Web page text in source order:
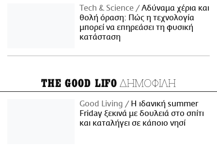
Τech & Science
Αδύναμα χέρια και
θολή όραση: Πώς η τεχνολογία
μπορεί να επηρεάσει τη φυσική
κατάσταση
THE GOOD LIFO ΔΗΜΟΦΙΛΗ
Good Living
Η ιδανική summer
Friday ξεκινά με δουλειά στο σπίτι
και καταλήγει σε κάποιο νησί